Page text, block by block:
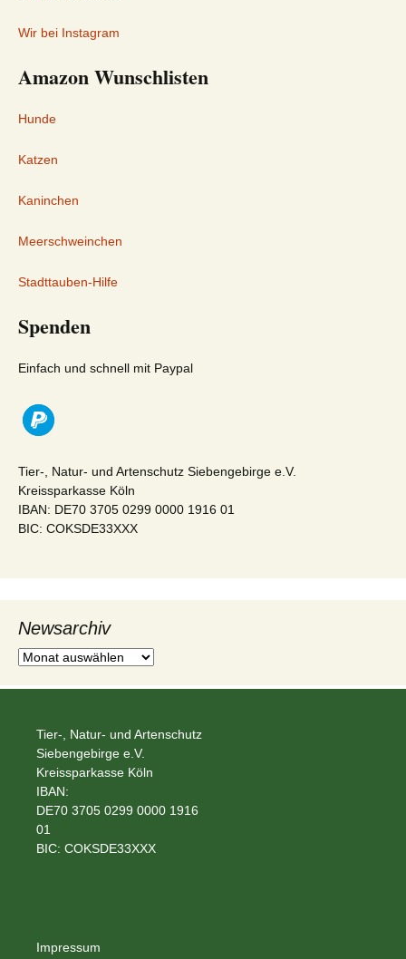
Wir bei Instagram
Amazon Wunschlisten
Hunde
Katzen
Kaninchen
Meerschweinchen
Stadttauben-Hilfe
Spenden
Einfach und schnell mit Paypal
Tier-, Natur- und Artenschutz Siebengebirge e.V.
Kreissparkasse Köln
IBAN: DE70 3705 0299 0000 1916 01
BIC: COKSDE33XXX
Newsarchiv
Tier-, Natur- und Artenschutz
Siebengebirge e.V.
Kreissparkasse Köln
IBAN:
DE70 3705 0299 0000 1916
01
BIC: COKSDE33XXX
Impressum